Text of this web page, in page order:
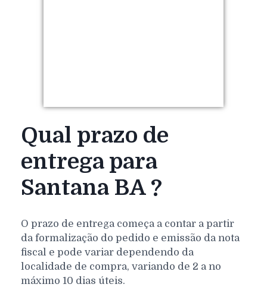
Qual prazo de
entrega para
Santana BA ?
O prazo de entrega começa a contar a partir
da formalização do pedido e emissão da nota
fiscal e pode variar dependendo da
localidade de compra, variando de 2 a no
máximo 10 dias úteis.